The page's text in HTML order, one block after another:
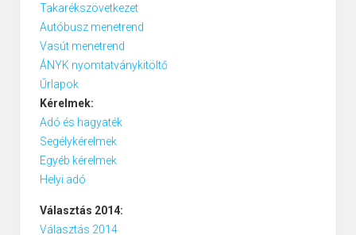
Takarékszövetkezet
Autóbusz menetrend
Vasút menetrend
ÁNYK nyomtatványkitöltő
Űrlapok
Kérelmek:
Adó és hagyaték
Segélykérelmek
Egyéb kérelmek
Helyi adó
Választás 2014:
Választás 2014